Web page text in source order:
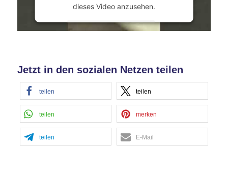
dieses Video anzusehen.
Mehr Informationen
powered byUsercentrics Consent
Management Platform
Jetzt in den sozialen Netzen teilen
teilen teilen
teilen merken
teilen E-Mail